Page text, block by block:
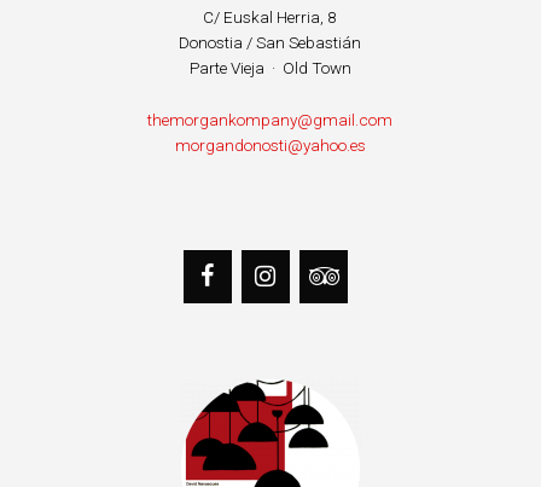
C/ Euskal Herria, 8
Donostia / San Sebastián
Parte Vieja · Old Town
themorgankompany@gmail.com
morgandonosti@yahoo.es